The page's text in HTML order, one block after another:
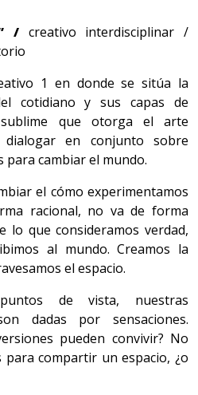
/creativo interdisciplinar /
1 en donde se sitúa la
cotidiano y sus capas de
sublime que otorga el arte
en conjunto sobre
para cambiar el mundo.
el cómo experimentamos
racional, no va de forma
lo que consideramos verdad,
al mundo. Creamos la
el espacio.
de vista, nuestras
dadas por sensaciones.
pueden convivir? No
compartir un espacio, ¿o